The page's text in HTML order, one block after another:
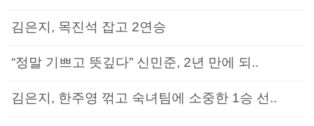
김은지, 목진석 잡고 2연승
“정말 기쁘고 뜻깊다” 신민준, 2년 만에 되..
김은지, 한주영 꺾고 숙녀팀에 소중한 1승 선..